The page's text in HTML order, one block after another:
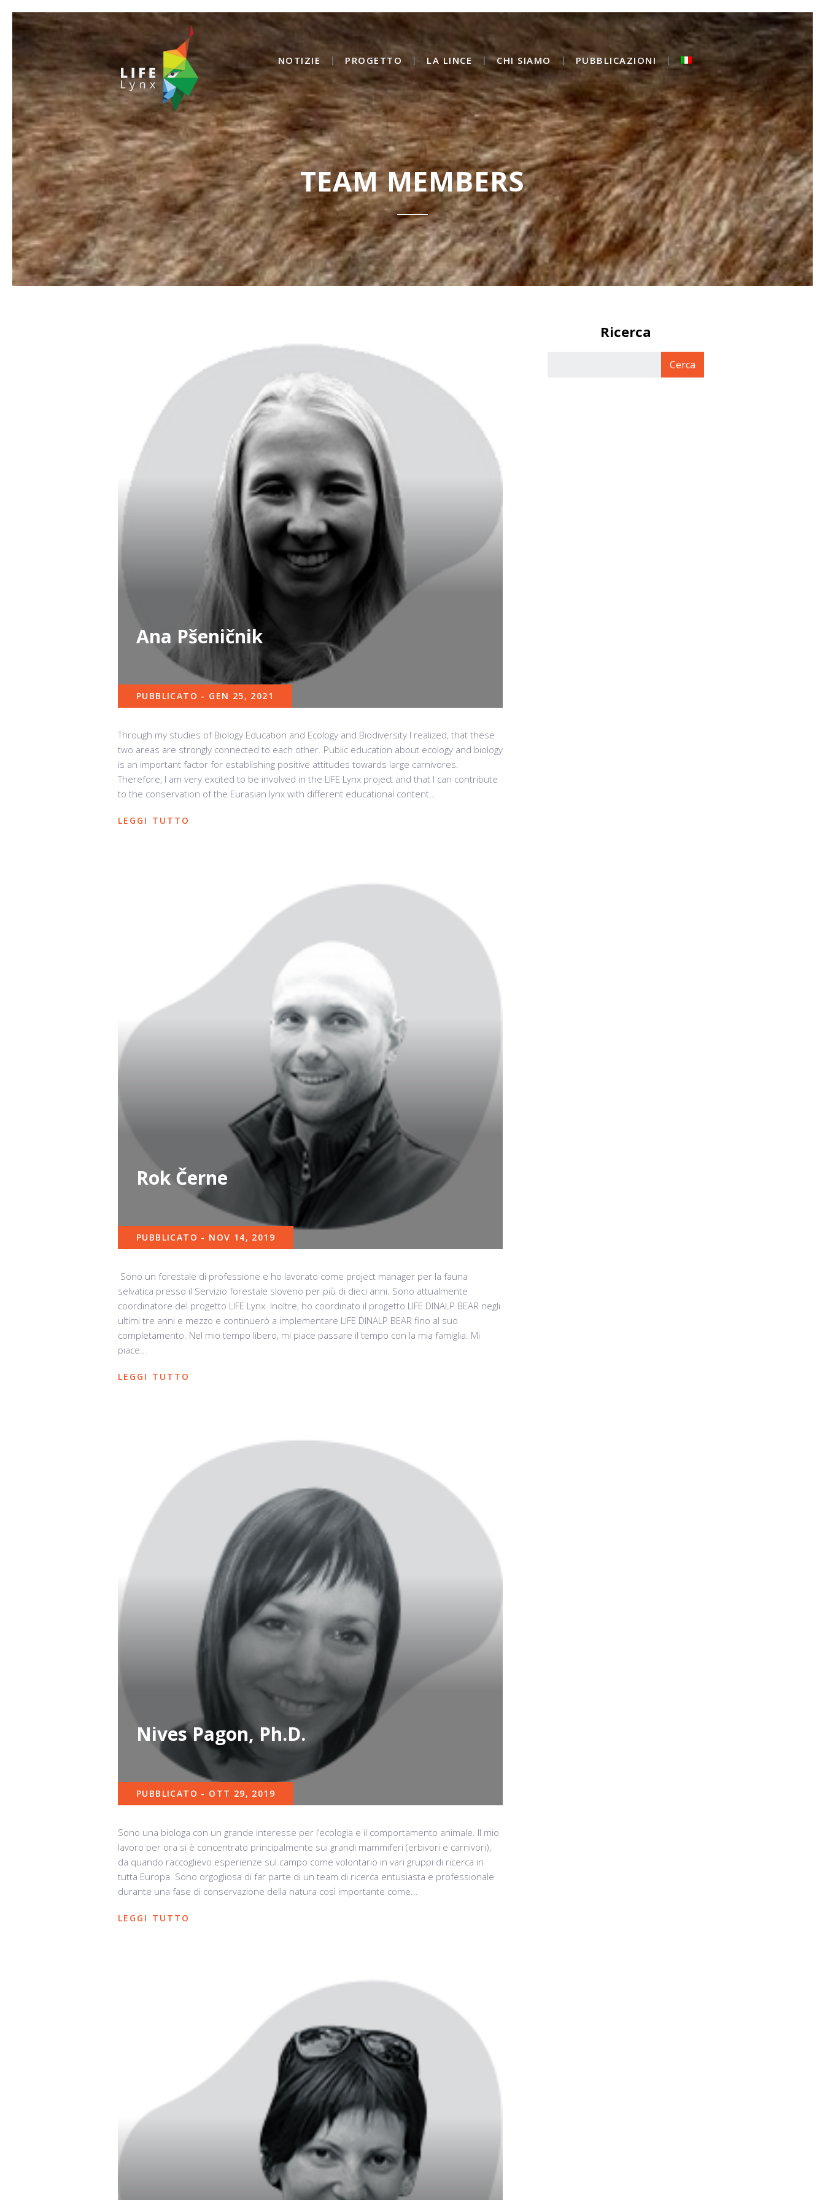
NOTIZIE PROGETTO LA LINCE CHI SIAMO PUBBLICAZIONI
TEAM MEMBERS
Ana Pšeničnik
PUBBLICATO - GEN 25, 2021
Through my studies of Biology Education and Ecology and Biodiversity I realized, that these
two areas are strongly connected to each other. Public education about ecology and biology
is an important factor for establishing positive attitudes towards large carnivores.
Therefore, I am very excited to be involved in the LIFE Lynx project and that I can contribute
to the conservation of the Eurasian lynx with different educational content...
LEGGI TUTTO
Rok Černe
PUBBLICATO - NOV 14, 2019
Sono un forestale di professione e ho lavorato come project manager per la fauna
selvatica presso il Servizio forestale sloveno per più di dieci anni. Sono attualmente
coordinatore del progetto LIFE Lynx. Inoltre, ho coordinato il progetto LIFE DINALP BEAR negli
ultimi tre anni e mezzo e continuerò a implementare LIFE DINALP BEAR fino al suo
completamento. Nel mio tempo libero, mi piace passare il tempo con la mia famiglia. Mi
piace...
LEGGI TUTTO
Nives Pagon, Ph.D.
PUBBLICATO - OTT 29, 2019
Sono una biologa con un grande interesse per l’ecologia e il comportamento animale. Il mio
lavoro per ora si è concentrato principalmente sui grandi mammiferi (erbivori e carnivori),
da quando raccoglievo esperienze sul campo come volontario in vari gruppi di ricerca in
tutta Europa. Sono orgogliosa di far parte di un team di ricerca entusiasta e professionale
durante una fase di conservazione della natura così importante come...
LEGGI TUTTO
Ricerca